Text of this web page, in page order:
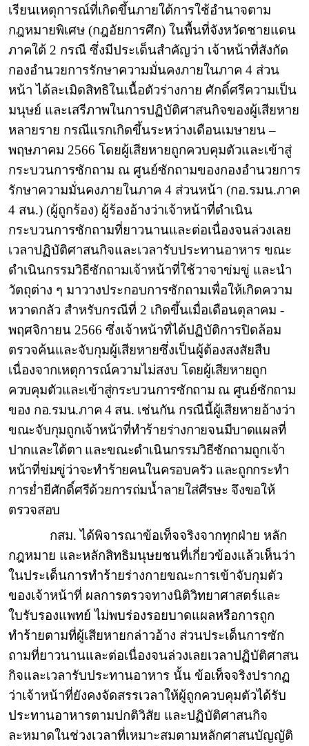
เรียนเหตุการณ์ที่เกิดขึ้นภายใต้การใช้อำนาจตาม
กฎหมายพิเศษ (กฎอัยการศึก) ในพื้นที่จังหวัดชายแดน
ภาคใต้ 2 กรณี ซึ่งมีประเด็นสำคัญว่า เจ้าหน้าที่สังกัด
กองอำนวยการรักษาความมั่นคงภายในภาค 4 ส่วน
หน้า ได้ละเมิดสิทธิในเนื้อตัวร่างกาย ศักดิ์ศรีความเป็น
มนุษย์ และเสรีภาพในการปฏิบัติศาสนกิจของผู้เสียหาย
หลายราย กรณีแรกเกิดขึ้นระหว่างเดือนเมษายน –
พฤษภาคม 2566 โดยผู้เสียหายถูกควบคุมตัวและเข้าสู่
กระบวนการซักถาม ณ ศูนย์ซักถามของกองอำนวยการ
รักษาความมั่นคงภายในภาค 4 ส่วนหน้า (กอ.รมน.ภาค
4 สน.) (ผู้ถูกร้อง) ผู้ร้องอ้างว่าเจ้าหน้าที่ดำเนิน
กระบวนการซักถามที่ยาวนานและต่อเนื่องจนล่วงเลย
เวลาปฏิบัติศาสนกิจและเวลารับประทานอาหาร ขณะ
ดำเนินกรรมวิธีซักถามเจ้าหน้าที่ใช้วาจาข่มขู่ และนำ
วัตถุต่าง ๆ มาวางประกอบการซักถามเพื่อให้เกิดความ
หวาดกลัว สำหรับกรณีที่ 2 เกิดขึ้นเมื่อเดือนตุลาคม -
พฤศจิกายน 2566 ซึ่งเจ้าหน้าที่ได้ปฏิบัติการปิดล้อม
ตรวจค้นและจับกุมผู้เสียหายซึ่งเป็นผู้ต้องสงสัยสืบ
เนื่องจากเหตุการณ์ความไม่สงบ โดยผู้เสียหายถูก
ควบคุมตัวและเข้าสู่กระบวนการซักถาม ณ ศูนย์ซักถาม
ของ กอ.รมน.ภาค 4 สน. เช่นกัน กรณีนี้ผู้เสียหายอ้างว่า
ขณะจับกุมถูกเจ้าหน้าที่ทำร้ายร่างกายจนมีบาดแผลที่
ปากและใต้ตา และขณะดำเนินกรรมวิธีซักถามถูกเจ้า
หน้าที่ข่มขู่ว่าจะทำร้ายคนในครอบครัว และถูกกระทำ
การย่ำยีศักดิ์ศรีด้วยการถ่มน้ำลายใส่ศีรษะ จึงขอให้
ตรวจสอบ
กสม. ได้พิจารณาข้อเท็จจริงจากทุกฝ่าย หลัก
กฎหมาย และหลักสิทธิมนุษยชนที่เกี่ยวข้องแล้วเห็นว่า
ในประเด็นการทำร้ายร่างกายขณะการเข้าจับกุมตัว
ของเจ้าหน้าที่ ผลการตรวจทางนิติวิทยาศาสตร์และ
ใบรับรองแพทย์ ไม่พบร่องรอยบาดแผลหรือการถูก
ทำร้ายตามที่ผู้เสียหายกล่าวอ้าง ส่วนประเด็นการซัก
ถามที่ยาวนานและต่อเนื่องจนล่วงเลยเวลาปฏิบัติศาสน
กิจและเวลารับประทานอาหาร นั้น ข้อเท็จจริงปรากฏ
ว่าเจ้าหน้าที่ยังคงจัดสรรเวลาให้ผู้ถูกควบคุมตัวได้รับ
ประทานอาหารตามปกติวิสัย และปฏิบัติศาสนกิจ
ละหมาดในช่วงเวลาที่เหมาะสมตามหลักศาสนบัญญัติ